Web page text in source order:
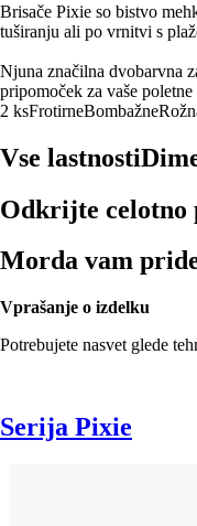
Brisače Pixie so bistvo
tuširanju ali po vrnitvi s
Njuna značilna dvobarvna
pripomoček za vaše
2 ksFrotirneBombažne
Vse lastnosti
Odkrijte celotno
Morda vam
Vprašanje o izdelku
Potrebujete nasvet glede
Serija Pixie